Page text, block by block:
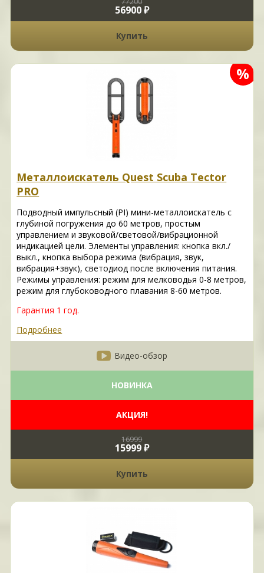
56900 ₽
Купить
%
Металлоискатель Quest Scuba Tector
PRO
Подводный импульсный (PI) мини-металлоискатель с
глубиной погружения до 60 метров, простым
управлением и звуковой/световой/вибрационной
индикацией цели. Элементы управления: кнопка вкл./
выкл., кнопка выбора режима (вибрация, звук,
вибрация+звук), светодиод после включения питания.
Режимы управления: режим для мелководья 0-8 метров,
режим для глубоководного плавания 8-60 метров.
Гарантия 1 год.
Подробнее
Видео-обзор
НОВИНКА
АКЦИЯ!
16999
15999 ₽
Купить